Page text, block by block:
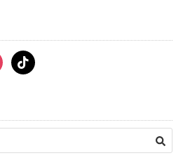
tiktok